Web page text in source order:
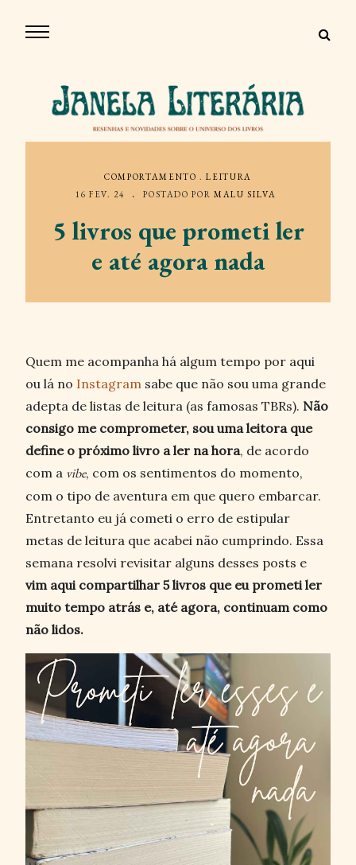
COMPORTAMENTO .LEITURA
16 FEV. 24
POSTADO PORMALU SILVA
5 livros que prometi ler
e até agora nada
Quem me acompanha há algum tempo por aqui
ou lá no Instagram sabe que não sou uma grande
adepta de listas de leitura (as famosas TBRs). Não
consigo me comprometer, sou uma leitora que
define o próximo livro a ler na hora, de acordo
com a vibe, com os sentimentos do momento,
com o tipo de aventura em que quero embarcar.
Entretanto eu já cometi o erro de estipular
metas de leitura que acabei não cumprindo. Essa
semana resolvi revisitar alguns desses posts e
vim aqui compartilhar 5 livros que eu prometi ler
muito tempo atrás e, até agora, continuam como
não lidos.